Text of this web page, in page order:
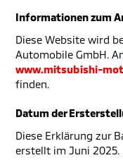
Informationen zum
Diese Website wird
Automobile GmbH.
www.mitsubishi-
finden.
Datum der
Diese Erklärung zur
erstellt im Juni 2025.